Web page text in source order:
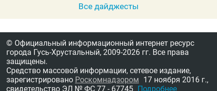
Все дайджесты
© Официальный информационный интернет ресурс
города Гусь-Хрустальный, 2009-2026 гг. Все права
защищены.
Средство массовой информации, сетевое издание,
зарегистрировано Роскомнадзором 17 ноября 2016 г.,
свидетельство ЭЛ № ФС 77 - 67745 Подробнее